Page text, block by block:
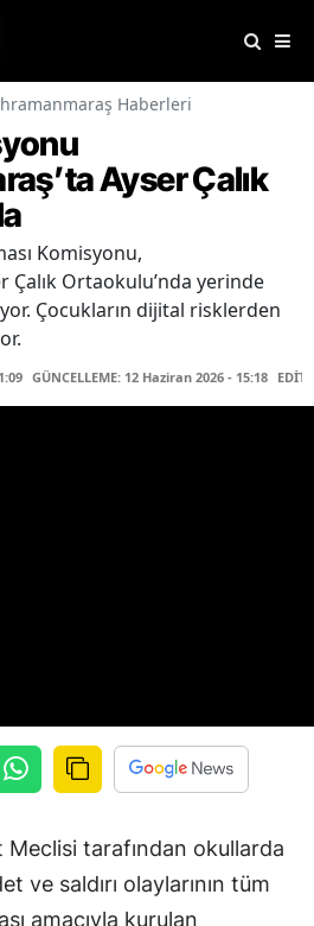
Haberleri
Ayser Çalık
Komisyonu,
Çalık Ortaokulu’nda yerinde
Çocukların dijital risklerden
GÜNCELLEME: 12 Haziran 2026 - 15:18
tarafından okullarda
ve saldırı olaylarının tüm
amacıyla kurulan